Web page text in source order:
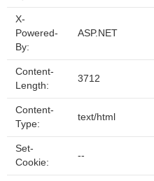
X-
Powered-
By:
ASP.NET
Content-
Length:
3712
Content-
Type:
text/html
Set-
Cookie:
--